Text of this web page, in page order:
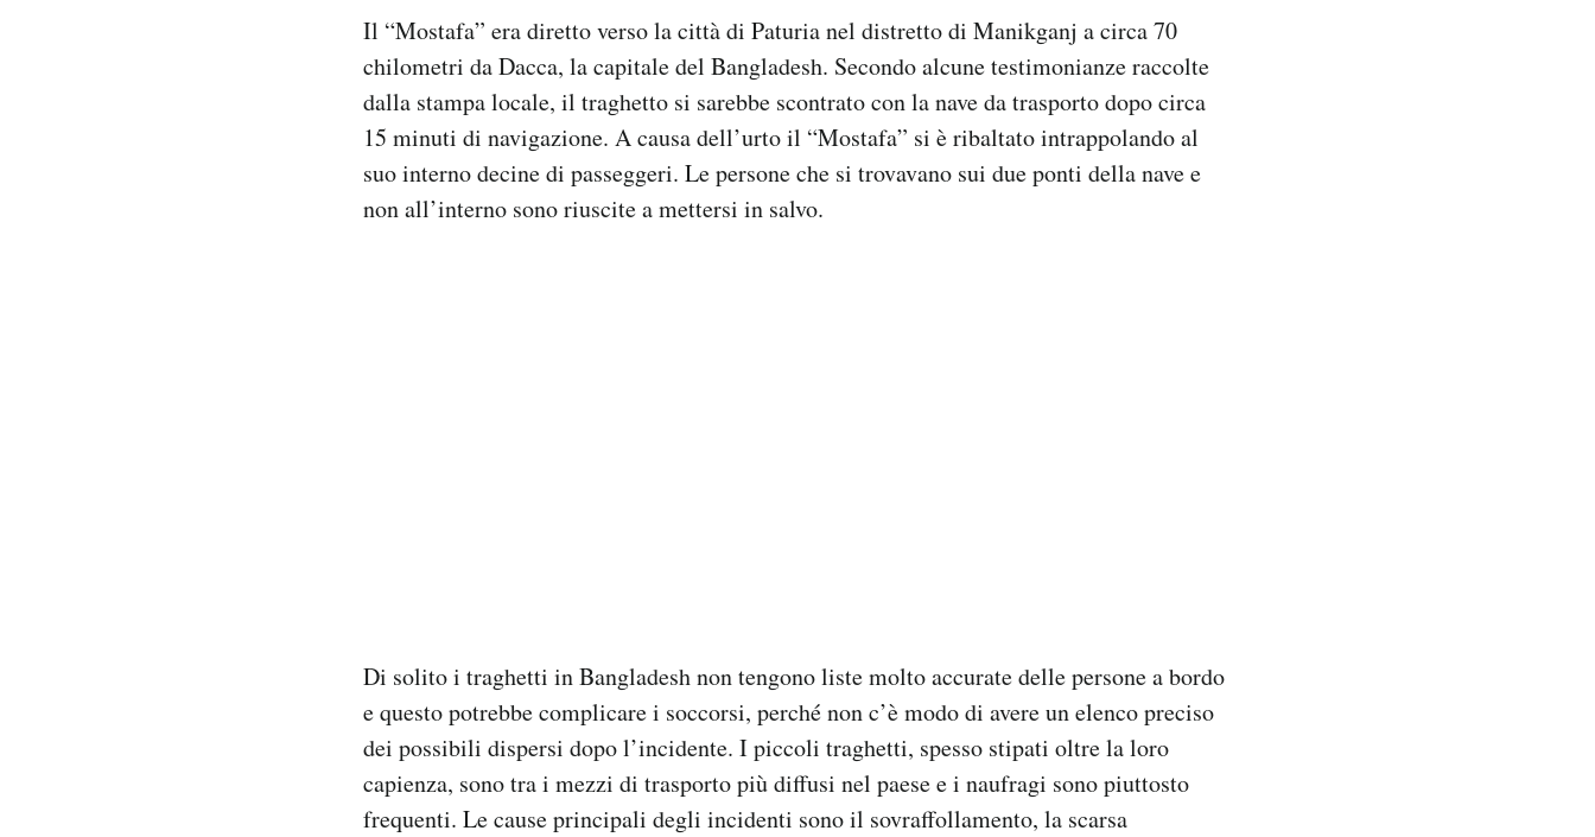
Il “Mostafa” era diretto verso la città di Paturia nel distretto di Manikganj a circa 70
chilometri da Dacca, la capitale del Bangladesh. Secondo alcune testimonianze raccolte
dalla stampa locale, il traghetto si sarebbe scontrato con la nave da trasporto dopo circa
15 minuti di navigazione. A causa dell’urto il “Mostafa” si è ribaltato intrappolando al
suo interno decine di passeggeri. Le persone che si trovavano sui due ponti della nave e
non all’interno sono riuscite a mettersi in salvo.
Di solito i traghetti in Bangladesh non tengono liste molto accurate delle persone a bordo
e questo potrebbe complicare i soccorsi, perché non c’è modo di avere un elenco preciso
dei possibili dispersi dopo l’incidente. I piccoli traghetti, spesso stipati oltre la loro
capienza, sono tra i mezzi di trasporto più diffusi nel paese e i naufragi sono piuttosto
frequenti. Le cause principali degli incidenti sono il sovraffollamento, la scarsa